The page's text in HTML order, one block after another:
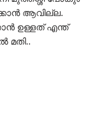
ആവില്ല.
ഉള്ളത് എന്ത്
മതി..